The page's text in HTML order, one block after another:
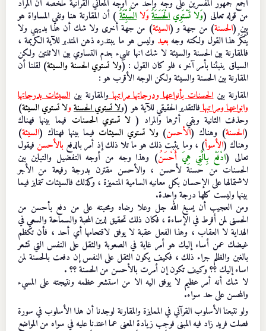
أجمع جمهور المفسرين على وجه واحد من أوجه المعاني القرآنية ملخصه أن المراد
من قوله تعالى (وَلا تَسْتَوِيالْحَسَنَةُوَلا السَّيِّئَةُ) أن المقارنة هنا ونفي المساواة هو
بين (الحسنة) من جهة و (السيئة) من جهة أخرى ولا شك أن هذا بديهي ولا
يُنْكَرُ هذا القول ولكنه وجهبعيد وليس هو ما يبتدره ذهن المتدبر للآية الكريمة ،
فالمقارنة بين الحسنة والسيئة لا شك انها تنبيء بعدم التساوي بين الاثنتين ولكن
السياق ينبئنا بأمر آخر ، فلو كان القول : (ولا تستوي الحسنة والسيئة) لقلنا أن
المقارنة بين الحسنة والسيئة ولكن الوجه الأقرب هو :
المقارنة بينالحسنات بأنواعها ودرجاتها مراتبهاوالمقارنة بينالسيئات بدرجاتها
وانواعها ومراتبهافالتقدير الحقيقي للآية هو (ولا تستوي الحسنةولا تستوي السيئة)
وحذفت الثانية وبقي أثرها والمراد (لاتستوي الحسنات فيما بينها فهناك
(الحسنة) وهناك (الأحسن)ولا تستوي السيئات فيما بينها فهناك (السيئة)
وهناك (الأسوأ) ، وما يثبت ذلك هو ما تلا ذلك إذ أمر بالدفعبالأحسن فيقول
تعالى (ادْفَعْ بِالَّتِي هِيَ أَحْسَنُ) وهذا وجه من أوجه التفضيل والتباين بين
الحسنات من حسنة لأحسن ، والأحسن مقترن بدرجة رفيعة من الأجر
لاشتمالها على الإحسان بكل معانيه السامية المتميزة ، وكذلك فالسيئات تتمايز فيما
بينها وليست كلها درجة واحدة.
ومن العجيب أن يسبغ الله جل وعلا رضاه ومحبته على من دفع بأحسن من
الحسنى لمن أفرط في الإساءة ، فكان ذلك تحقيق لدين المحبة والسماحة والسعي في
الهداية لا العقاب ، وهذا الفعل عقبة لا يوفق لاقتحامها أي أحد ، فأن تكظم
غيضك عمن أساء إليك هو أمر غاية في الصعوبة والثقل على النفس التي تشعر
بالغبن والظلم جراء ذلك ، فكيف يكون الثقل على النفس إن دفعت بالحسنة لمن
اساء إليك ؟؟ وكيف تكون إن أمرت بالأحسن من الحسنة ؟؟ .
لا شك أنه أمر عظيم لا يوفق اليه الا من استشعر عظمه ونتيجته على المسيء
والمحسن على حد سواء.
ولو تتبعنا الأسلوب القرآني في الممايزة والمقارنة لوجدنا أن هذا الأسلوب في سورة
فصلت فريد زاد فيه المبنى فوجب زيادة المعنى عما اعتدنا عليه في سواه من المواضع